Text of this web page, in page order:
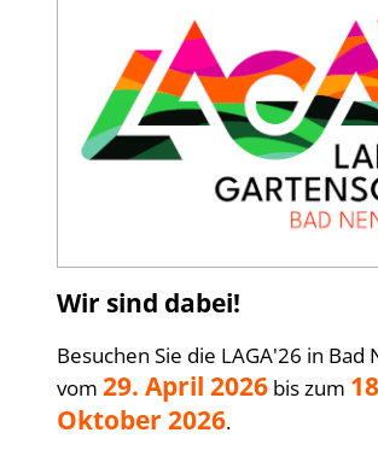
Wir sind dabei!
Besuchen Sie die LAGA'26 in Bad
vom 29. April 2026 bis zum
Oktober 2026.